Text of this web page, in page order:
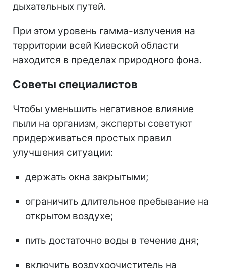
дыхательных путей.
При этом уровень гамма-излучения на
территории всей Киевской области
находится в пределах природного фона.
Советы специалистов
Чтобы уменьшить негативное влияние
пыли на организм, эксперты советуют
придерживаться простых правил
улучшения ситуации:
держать окна закрытыми;
ограничить длительное пребывание на
открытом воздухе;
пить достаточно воды в течение дня;
включить воздухоочиститель на